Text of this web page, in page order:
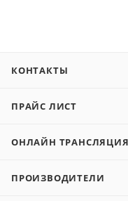
КОНТАКТЫ
ПРАЙС ЛИСТ
ОНЛАЙН ТРАНСЛЯЦИЯ
ПРОИЗВОДИТЕЛИ